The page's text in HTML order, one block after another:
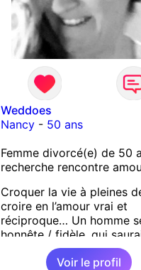
Weddoes
Nancy - 50 ans
Femme divorcé(e) de 50
recherche rencontre
Croquer la vie à pleines
croire en l’amour vrai et
réciproque… Un homme
honnête / fidèle, qui
faire rire à nouveau, est le
Voir le profil